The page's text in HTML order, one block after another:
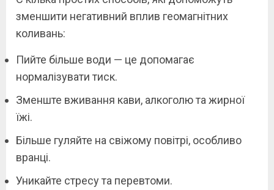
зменшити негативний вплив геомагнітних
коливань:
Пийте більше води — це допомагає
нормалізувати тиск.
Зменште вживання кави, алкоголю та жирної
їжі.
Більше гуляйте на свіжому повітрі, особливо
вранці.
Уникайте стресу та перевтоми.